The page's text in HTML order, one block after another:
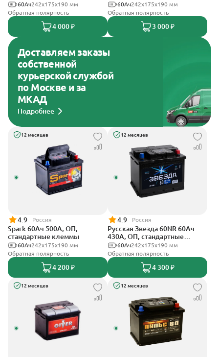
242x175x190 мм
60Ач
Обратная полярность
4 000 ₽
242х175х190 мм
60Ач
Обратная полярность
3 000 ₽
Доставляем заказы
собственной
курьерской службой
по Москве и за
МКАД
Подробнее
12 месяцев
4.9 Россия
Spark 60Ач 500А, ОП,
стандартные клеммы
242х175х190 мм
60Ач
Обратная полярность
4 200 ₽
12 месяцев
4.9 Россия
Русская Звезда 60NR 60Ач
430А, ОП, стандартные
клеммы242x175x190 мм
60Ач
Обратная полярность
4 300 ₽
12 месяцев 12 месяцев